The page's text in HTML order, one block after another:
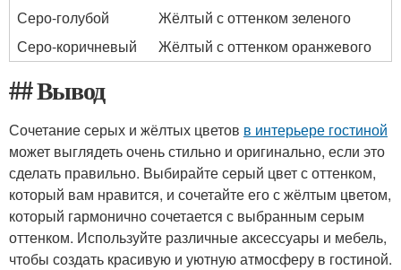
Серо-голубой
Жёлтый с оттенком зеленого
Серо-коричневый
Жёлтый с оттенком оранжевого
## Вывод
Сочетание серых и жёлтых цветов в интерьере гостиной
может выглядеть очень стильно и оригинально, если это
сделать правильно. Выбирайте серый цвет с оттенком,
который вам нравится, и сочетайте его с жёлтым цветом,
который гармонично сочетается с выбранным серым
оттенком. Используйте различные аксессуары и мебель,
чтобы создать красивую и уютную атмосферу в гостиной.